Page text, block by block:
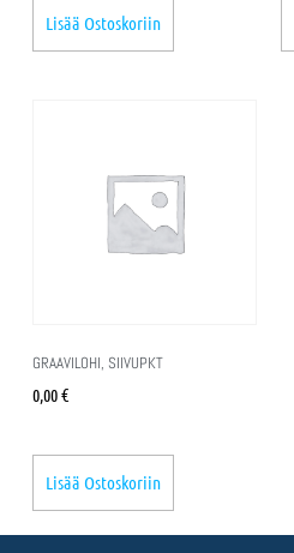
Lisää Ostoskoriin
GRAAVILOHI, SIIVUPKT
0,00€
Lisää Ostoskoriin